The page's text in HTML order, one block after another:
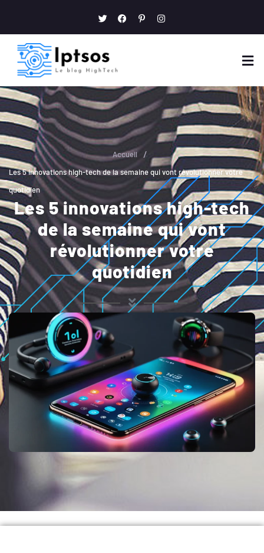
Accueil /
Les 5 innovations high-tech de la semaine qui vont révolutionner votre
quotidien
Les 5 innovations high-tech
de la semaine qui vont
révolutionner votre
quotidien